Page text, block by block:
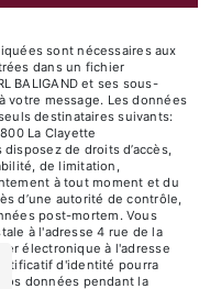
sont nécessaires aux
dans un fichier
BALIGAND et ses sous-
votre message. Les données
destinataires suivants:
La Clayette
de droits d’accès,
de limitation,
à tout moment et du
d’une autorité de contrôle,
post-mortem. Vous
à l'adresse 4 rue de la
électronique à l'adresse
d'identité pourra
données pendant la